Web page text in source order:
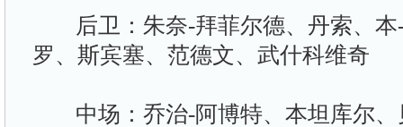
后卫：朱奈-拜菲尔德、丹索、本-
罗、斯宾塞、范德文、武什科维奇
中场：乔治-阿博特、本坦库尔、